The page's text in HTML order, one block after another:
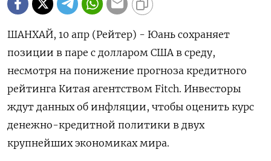
ШАНХАЙ, 10 апр (Рейтер) - Юань сохраняет
позиции в паре с долларом США в среду,
несмотря на понижение прогноза кредитного
рейтинга Китая агентством Fitch. Инвесторы
ждут данных об инфляции, чтобы оценить курс
денежно-кредитной политики в двух
крупнейших экономиках мира.